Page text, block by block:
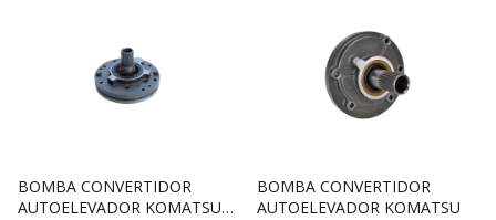
BOMBA CONVERTIDOR
AUTOELEVADOR KOMATSU
BOMBA CONVERTIDOR
AUTOELEVADOR KOMATSU